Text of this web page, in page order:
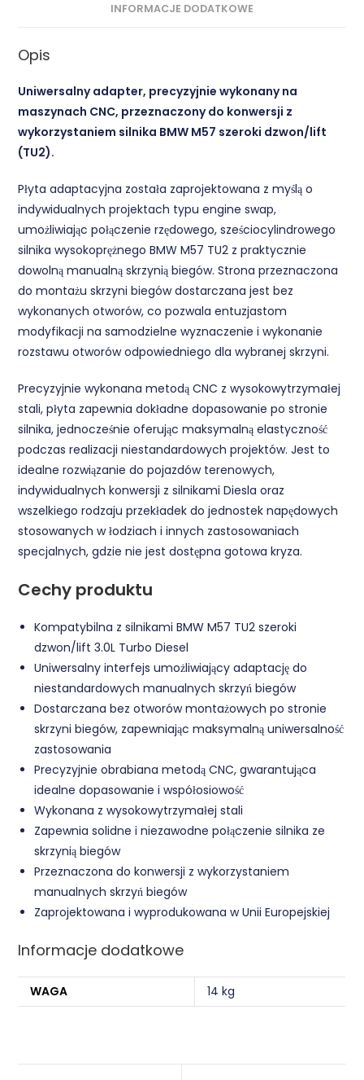
INFORMACJE DODATKOWE
Opis
Uniwersalny adapter, precyzyjnie wykonany na
maszynach CNC, przeznaczony do konwersji z
wykorzystaniem silnika BMW M57 szeroki dzwon/lift
(TU2).
Płyta adaptacyjna została zaprojektowana z myślą o
indywidualnych projektach typu engine swap,
umożliwiając połączenie rzędowego, sześciocylindrowego
silnika wysokoprężnego BMW M57 TU2 z praktycznie
dowolną manualną skrzynią biegów. Strona przeznaczona
do montażu skrzyni biegów dostarczana jest bez
wykonanych otworów, co pozwala entuzjastom
modyfikacji na samodzielne wyznaczenie i wykonanie
rozstawu otworów odpowiedniego dla wybranej skrzyni.
Precyzyjnie wykonana metodą CNC z wysokowytrzymałej
stali, płyta zapewnia dokładne dopasowanie po stronie
silnika, jednocześnie oferując maksymalną elastyczność
podczas realizacji niestandardowych projektów. Jest to
idealne rozwiązanie do pojazdów terenowych,
indywidualnych konwersji z silnikami Diesla oraz
wszelkiego rodzaju przekładek do jednostek napędowych
stosowanych w łodziach i innych zastosowaniach
specjalnych, gdzie nie jest dostępna gotowa kryza.
Cechy produktu
Kompatybilna z silnikami BMW M57 TU2 szeroki
dzwon/lift 3.0L Turbo Diesel
Uniwersalny interfejs umożliwiający adaptację do
niestandardowych manualnych skrzyń biegów
Dostarczana bez otworów montażowych po stronie
skrzyni biegów, zapewniając maksymalną uniwersalność
zastosowania
Precyzyjnie obrabiana metodą CNC, gwarantująca
idealne dopasowanie i współosiowość
Wykonana z wysokowytrzymałej stali
Zapewnia solidne i niezawodne połączenie silnika ze
skrzynią biegów
Przeznaczona do konwersji z wykorzystaniem
manualnych skrzyń biegów
Zaprojektowana i wyprodukowana w Unii Europejskiej
Informacje dodatkowe
WAGA 14 kg